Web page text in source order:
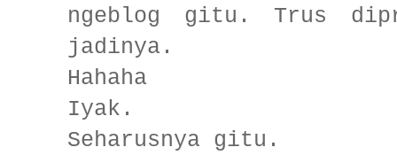
ngeblog gitu. Trus
jadinya.
Hahaha
Iyak.
Seharusnya gitu.